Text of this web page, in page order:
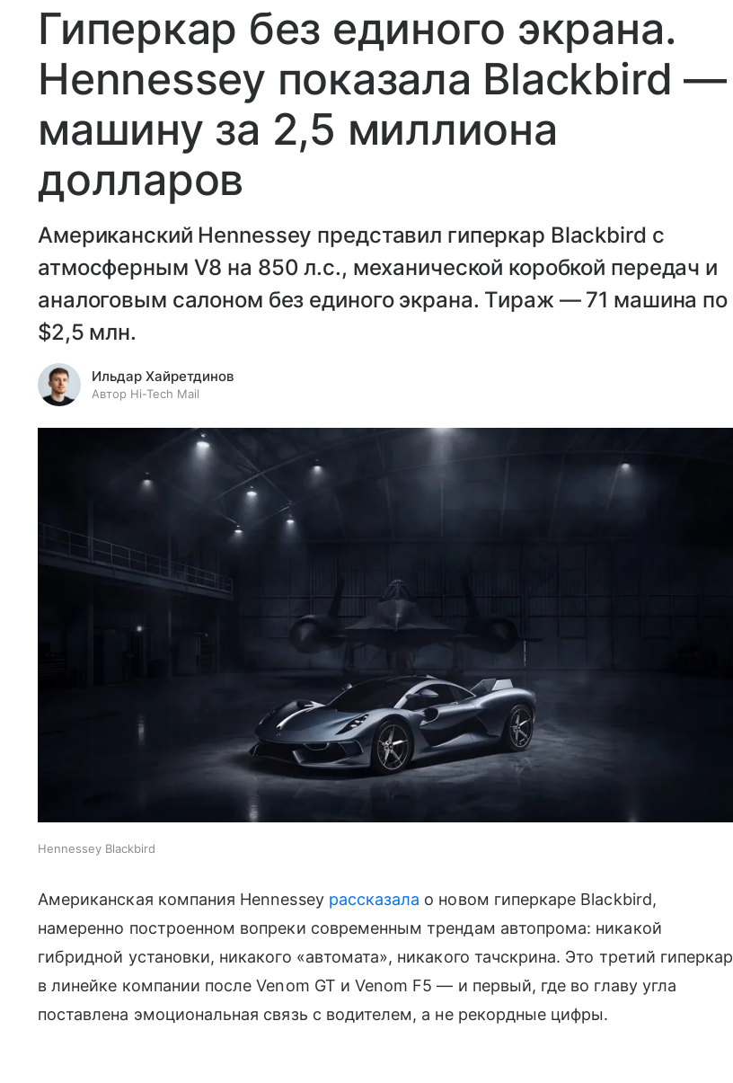
Гиперкар без единого экрана.
Hennessey показала Blackbird —
машину за 2,5 миллиона
долларов
Американский Hennessey представил гиперкар Blackbird с
атмосферным V8 на 850 л.с., механической коробкой передач и
аналоговым салоном без единого экрана. Тираж — 71 машина по
$2,5 млн.
Ильдар Хайретдинов
Автор Hi-Tech Mail
Hennessey Blackbird
Американская компания Hennessey рассказала о новом гиперкаре Blackbird,
намеренно построенном вопреки современным трендам автопрома: никакой
гибридной установки, никакого «автомата», никакого тачскрина. Это третий гиперкар
в линейке компании после Venom GT и Venom F5 — и первый, где во главу угла
поставлена эмоциональная связь с водителем, а не рекордные цифры.